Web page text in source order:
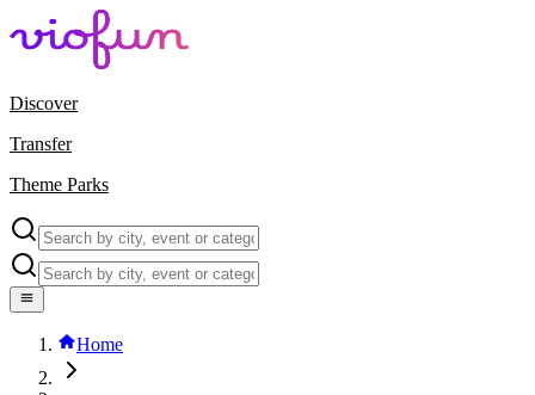
Discover
Transfer
Theme Parks
Home